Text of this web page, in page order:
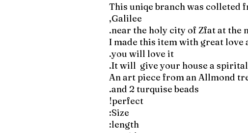
This uniqe branch was colleted
Galilee,
near the holy city of Zfat at the
I made this item with great love
you will love it.
It will give your house a
An art piece from an Allmond
and 2 turquise beads.
perfect!
Size:
length: